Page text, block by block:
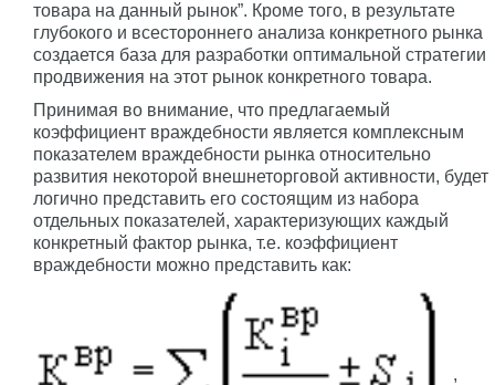
товара на данный рынок”. Кроме того, в результате
глубокого и всестороннего анализа конкретного рынка
создается база для разработки оптимальной стратегии
продвижения на этот рынок конкретного товара.
Принимая во внимание, что предлагаемый
коэффициент враждебности является комплексным
показателем враждебности рынка относительно
развития некоторой внешнеторговой активности, будет
логично представить его состоящим из набора
отдельных показателей, характеризующих каждый
конкретный фактор рынка, т.е. коэффициент
враждебности можно представить как:
,